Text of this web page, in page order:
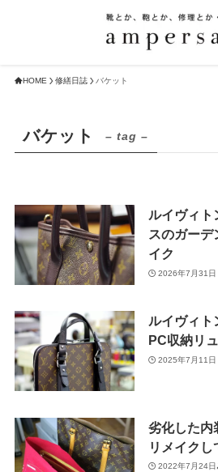
HOME 修繕日誌 バケット
バケット – tag –
ルイヴィト
スのガーデ
イク
2026年7月31日
ルイヴィト
PC収納リ
2025年7月11日
劣化した内
リメイクし
2022年7月24日